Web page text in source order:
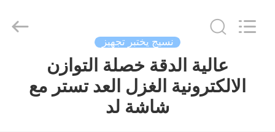
مسكن
INSTRUMENT
نسيج يختبر تجهيز
عالية الدقة خصلة التوازن
الالكترونية الغزل العد تستر مع
شاشة لد